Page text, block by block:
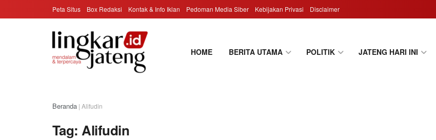
Peta Situs Box Redaksi Kontak & Info Iklan Pedoman Media Siber Kebijakan Privasi Disclaimer
HOME BERITA UTAMA POLITIK JATENG HARI INI
Beranda | Alifudin
Tag:Alifudin